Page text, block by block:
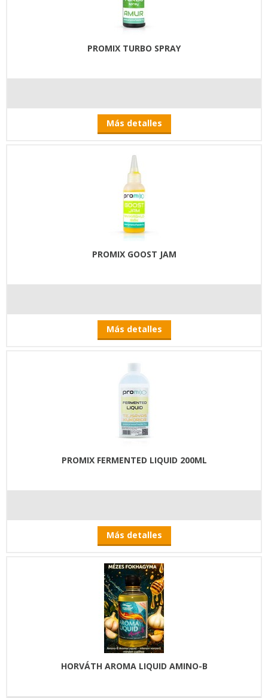
PROMIX TURBO SPRAY
Más detalles
PROMIX GOOST JAM
Más detalles
PROMIX FERMENTED LIQUID 200ML
Más detalles
HORVÁTH AROMA LIQUID AMINO-B